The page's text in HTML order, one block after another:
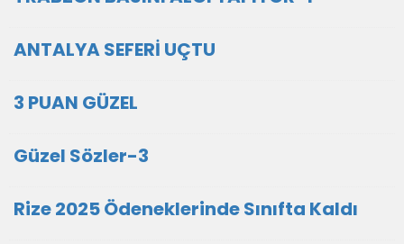
ANTALYA SEFERİ UÇTU
3 PUAN GÜZEL
Güzel Sözler-3
Rize 2025 Ödeneklerinde Sınıfta Kaldı